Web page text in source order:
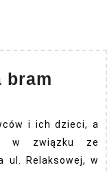
bram
i ich dzieci, a
w związku ze
ul. Relaksowej, w